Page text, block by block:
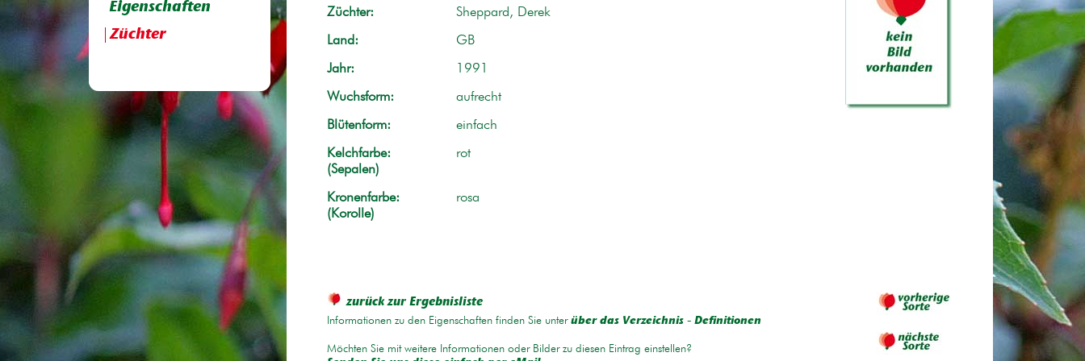
Eigenschaften
Züchter
Züchter: Sheppard, Derek
Land: GB
Jahr: 1991
Wuchsform: aufrecht
Blütenform: einfach
Kelchfarbe:
(Sepalen)
rot
Kronenfarbe:
(Korolle)
rosa
zurück zur Ergebnisliste
Informationen zu den Eigenschaften finden Sie unter über das Verzeichnis - Definitionen
Möchten Sie mit weitere Informationen oder Bilder zu diesen Eintrag einstellen?